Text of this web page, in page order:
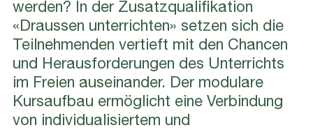
werden? In der Zusatzqualifikation
«Draussen unterrichten» setzen sich die
Teilnehmenden vertieft mit den Chancen
und Herausforderungen des Unterrichts
im Freien auseinander. Der modulare
Kursaufbau ermöglicht eine Verbindung
von individualisiertem und